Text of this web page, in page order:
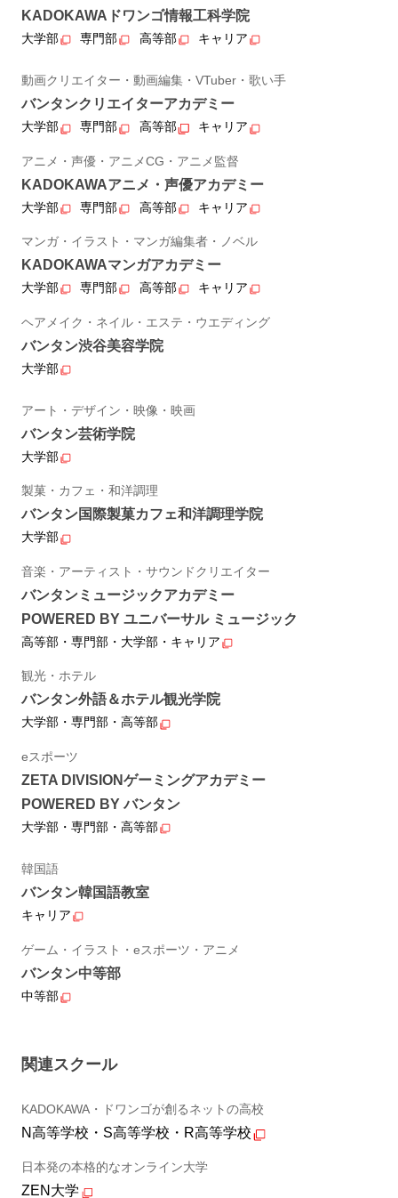
KADOKAWAドワンゴ情報工科学院
大学部 専門部 高等部 キャリア
動画クリエイター・動画編集・VTuber・歌い手
バンタンクリエイターアカデミー
大学部 専門部 高等部 キャリア
アニメ・声優・アニメCG・アニメ監督
KADOKAWAアニメ・声優アカデミー
大学部 専門部 高等部 キャリア
マンガ・イラスト・マンガ編集者・ノベル
KADOKAWAマンガアカデミー
大学部 専門部 高等部 キャリア
ヘアメイク・ネイル・エステ・ウエディング
バンタン渋谷美容学院
大学部
アート・デザイン・映像・映画
バンタン芸術学院
大学部
製菓・カフェ・和洋調理
バンタン国際製菓カフェ和洋調理学院
大学部
音楽・アーティスト・サウンドクリエイター
バンタンミュージックアカデミー
POWERED BY ユニバーサル ミュージック
高等部・専門部・大学部・キャリア
観光・ホテル
バンタン外語＆ホテル観光学院
大学部・専門部・高等部
eスポーツ
ZETA DIVISIONゲーミングアカデミー
POWERED BY バンタン
大学部・専門部・高等部
韓国語
バンタン韓国語教室
キャリア
ゲーム・イラスト・eスポーツ・アニメ
バンタン中等部
中等部
関連スクール
KADOKAWA・ドワンゴが創るネットの高校
N高等学校・S高等学校・R高等学校
日本発の本格的なオンライン大学
ZEN大学